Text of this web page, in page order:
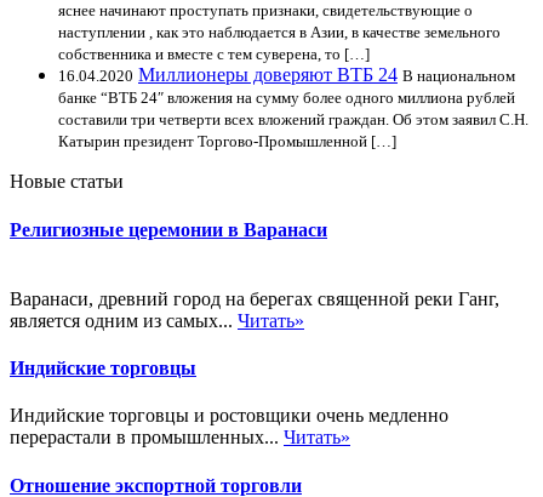
яснее начинают проступать признаки, свидетельствующие о
наступлении , как это наблюдается в Азии, в качестве земельного
собственника и вместе с тем суверена, то […]
16.04.2020 Миллионеры доверяют ВТБ 24 В национальном
банке “ВТБ 24″ вложения на сумму более одного миллиона рублей
составили три четверти всех вложений граждан. Об этом заявил С.Н.
Катырин президент Торгово-Промышленной […]
Новые статьи
Религиозные церемонии в Варанаси
Варанаси, древний город на берегах священной реки Ганг,
является одним из самых... Читать»
Индийские торговцы
Индийские торговцы и ростовщики очень медленно
перерастали в промышленных... Читать»
Отношение экспортной торговли